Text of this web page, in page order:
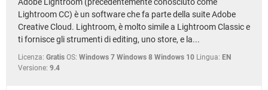
Lightroom CC) è un software che fa parte della suite Adobe
Creative Cloud. Lightroom, è molto simile a Lightroom Classic e
ti fornisce gli strumenti di editing, uno store, e la...
Licenza: Gratis OS: Windows 7 Windows 8 Windows 10 Lingua: EN
Versione: 9.4